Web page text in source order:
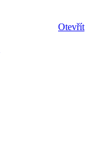
Otevřít